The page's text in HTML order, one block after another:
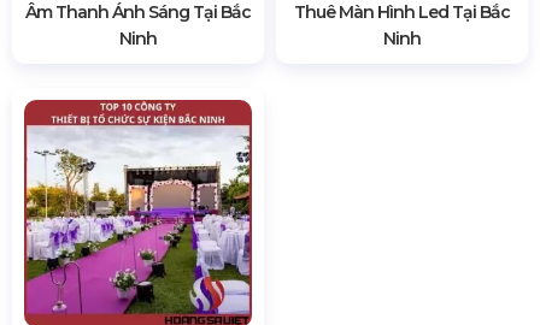
Âm Thanh Ánh Sáng Tại Bắc
Ninh
Thuê Màn Hình Led Tại Bắc
Ninh